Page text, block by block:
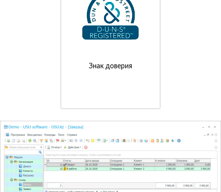
Знак доверия